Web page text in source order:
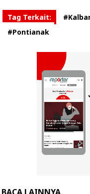
Tag Terkait:
#Pontianak